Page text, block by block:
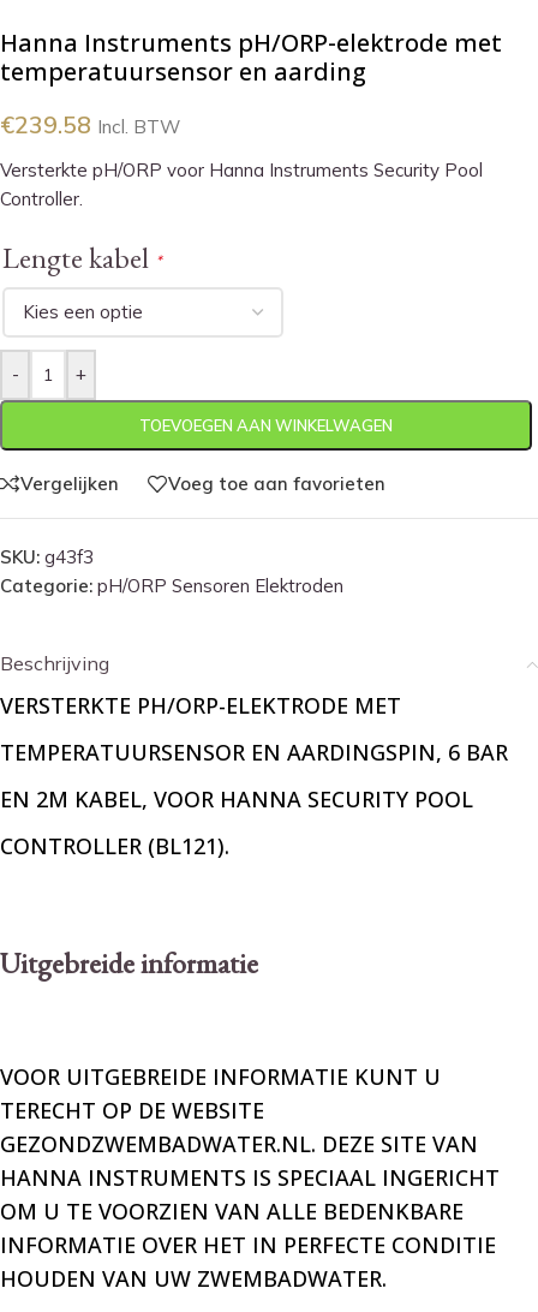
Hanna Instruments pH/ORP-elektrode met
temperatuursensor en aarding
€239.58 Incl. BTW
Versterkte pH/ORP voor Hanna Instruments Security Pool
Controller.
Lengte kabel *
- +
TOEVOEGEN AAN WINKELWAGEN
Vergelijken Voeg toe aan favorieten
SKU: g43f3
Categorie: pH/ORP Sensoren Elektroden
Beschrijving
VERSTERKTE PH/ORP-ELEKTRODE MET
TEMPERATUURSENSOR EN AARDINGSPIN, 6 BAR
EN 2M KABEL, VOOR HANNA SECURITY POOL
CONTROLLER (BL121).
Uitgebreide informatie
VOOR UITGEBREIDE INFORMATIE KUNT U
TERECHT OP DE WEBSITE
GEZONDZWEMBADWATER.NL. DEZE SITE VAN
HANNA INSTRUMENTS IS SPECIAAL INGERICHT
OM U TE VOORZIEN VAN ALLE BEDENKBARE
INFORMATIE OVER HET IN PERFECTE CONDITIE
HOUDEN VAN UW ZWEMBADWATER.